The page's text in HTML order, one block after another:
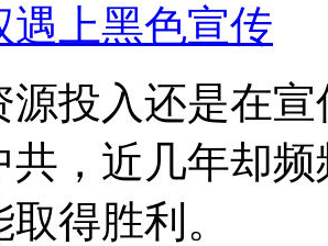
遇上黑色宣传
源投入还是在
共，近几年却
得胜利。